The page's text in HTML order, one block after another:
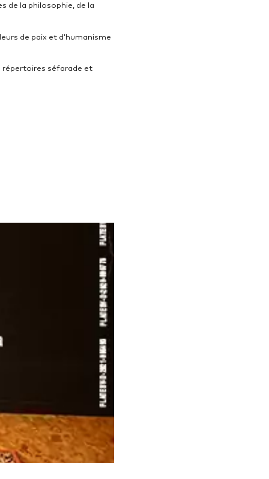
de la philosophie, de la
de paix et d’humanisme
répertoires séfarade et